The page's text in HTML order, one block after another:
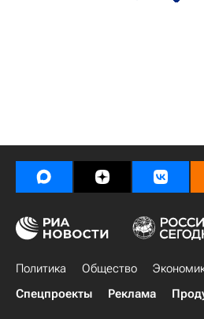
Политика Общество
Спецпроекты
Реклама